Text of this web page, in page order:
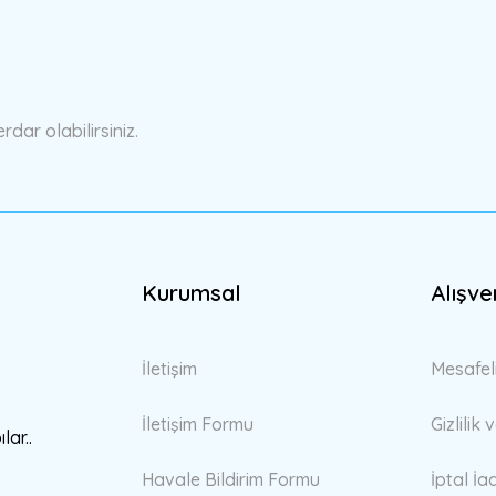
olabilirsiniz.
Kurumsal
İletişim
İletişim Formu
Havale Bildirim Formu
Gizlilik
İptal